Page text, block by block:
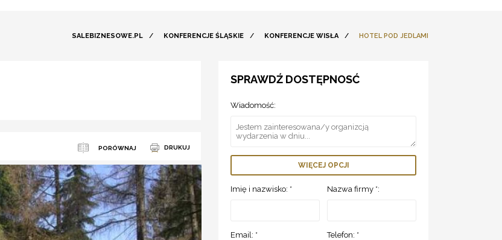
SALEBIZNESOWE.PL / KONFERENCJE ŚLĄSKIE / KONFERENCJE WISŁA / HOTEL POD JEDLAMI
PORÓWNAJ DRUKUJ
SPRAWDŹ DOSTĘPNOSĆ
Wiadomość:
WIĘCEJ OPCJI
Imię i nazwisko: * Nazwa firmy *:
Email: * Telefon: *